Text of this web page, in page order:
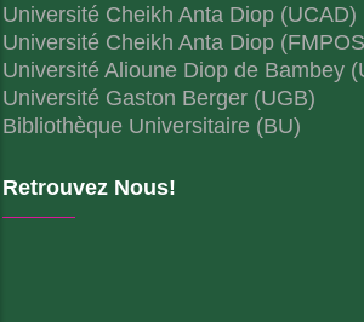
Université Cheikh Anta Diop (UCAD)
Université Cheikh Anta Diop
Université Alioune Diop de Bambey
Université Gaston Berger (UGB)
Bibliothèque Universitaire (BU)
Retrouvez Nous!